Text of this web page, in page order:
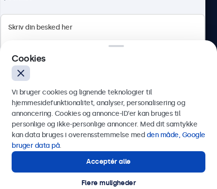
Herstedøstervej 27-29, unit A, 2620 Albertslund, Danmark
Dansk
© 2026 Beetronics
Send
Eller ring til os på
Kontakt vores specialister.
Cookies
Vi bruger cookies og lignende teknologier til
hjemmesidefunktionalitet, analyser, personalisering og
annoncering. Cookies og annonce-ID’er kan bruges til
personlige og ikke-personlige annoncer. Med dit samtykke
kan data bruges i overensstemmelse med den måde, Google
bruger data på.
Acceptér alle
Flere muligheder